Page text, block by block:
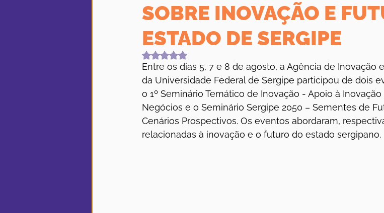
SOBRE INOVAÇÃO E
ESTADO DE SERGIPE
Avaliado com NaN de 5 estrelas.
Entre os dias 5, 7 e 8 de agosto, a Agência de Inovação
da Universidade Federal de Sergipe participou de dois
o 1º Seminário Temático de Inovação - Apoio à
Negócios e o Seminário Sergipe 2050 – Sementes de
Cenários Prospectivos. Os eventos abordaram,
relacionadas à inovação e o futuro do estado sergipano.